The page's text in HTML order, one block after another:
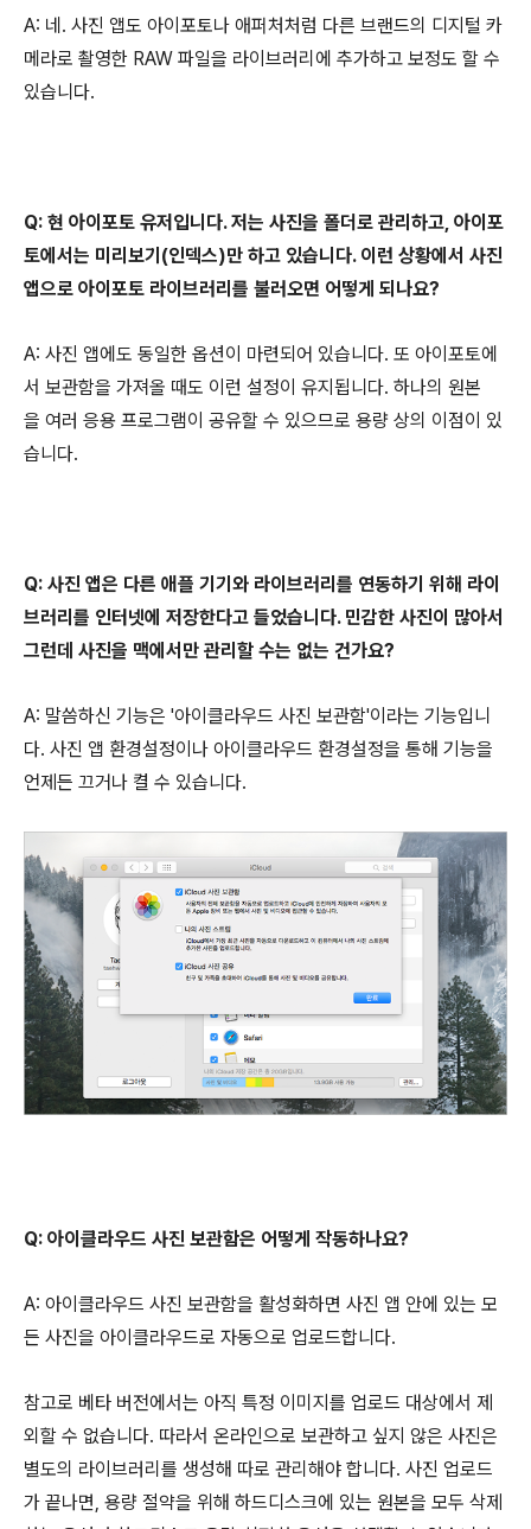
A: 네. 사진 앱도 아이포토나 애퍼처처럼 다른 브랜드의 디지털 카
메라로 촬영한 RAW 파일을 라이브러리에 추가하고 보정도 할 수
있습니다.
Q: 현 아이포토 유저입니다. 저는 사진을 폴더로 관리하고, 아이포
토에서는 미리보기(인덱스)만 하고 있습니다. 이런 상황에서 사진
앱으로 아이포토 라이브러리를 불러오면 어떻게 되나요?
A: 사진 앱에도 동일한 옵션이 마련되어 있습니다. 또 아이포토에
서 보관함을 가져올 때도 이런 설정이 유지됩니다. 하나의 원본
을 여러 응용 프로그램이 공유할 수 있으므로 용량 상의 이점이 있
습니다.
Q: 사진 앱은 다른 애플 기기와 라이브러리를 연동하기 위해 라이
브러리를 인터넷에 저장한다고 들었습니다. 민감한 사진이 많아서
그런데 사진을 맥에서만 관리할 수는 없는 건가요?
A: 말씀하신 기능은 '아이클라우드 사진 보관함'이라는 기능입니
다. 사진 앱 환경설정이나 아이클라우드 환경설정을 통해 기능을
언제든 끄거나 켤 수 있습니다.
Q: 아이클라우드 사진 보관함은 어떻게 작동하나요?
A: 아이클라우드 사진 보관함을 활성화하면 사진 앱 안에 있는 모
든 사진을 아이클라우드로 자동으로 업로드합니다.
참고로 베타 버전에서는 아직 특정 이미지를 업로드 대상에서 제
외할 수 없습니다. 따라서 온라인으로 보관하고 싶지 않은 사진은
별도의 라이브러리를 생성해 따로 관리해야 합니다. 사진 업로드
가 끝나면, 용량 절약을 위해 하드디스크에 있는 원본을 모두 삭제